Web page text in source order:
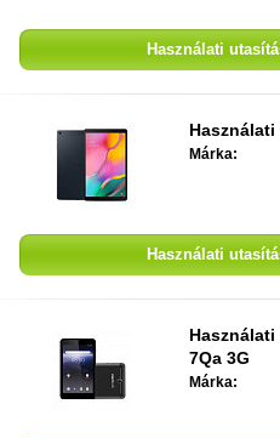
Használati
Márka:
Használati
7Qa 3G
Márka: